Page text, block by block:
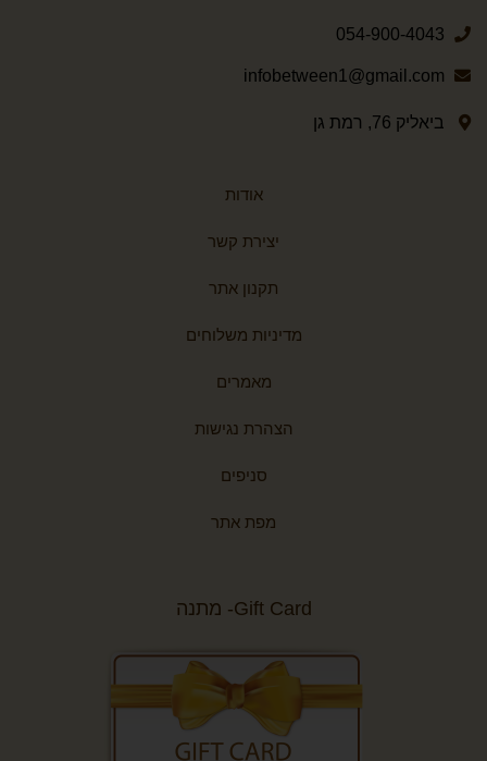
054-900-4043
infobetween1@gmail.com
ביאליק 76, רמת גן
אודות
יצירת קשר
תקנון אתר
מדיניות משלוחים
מאמרים
הצהרת נגישות
סניפים
מפת אתר
Gift Card- מתנה